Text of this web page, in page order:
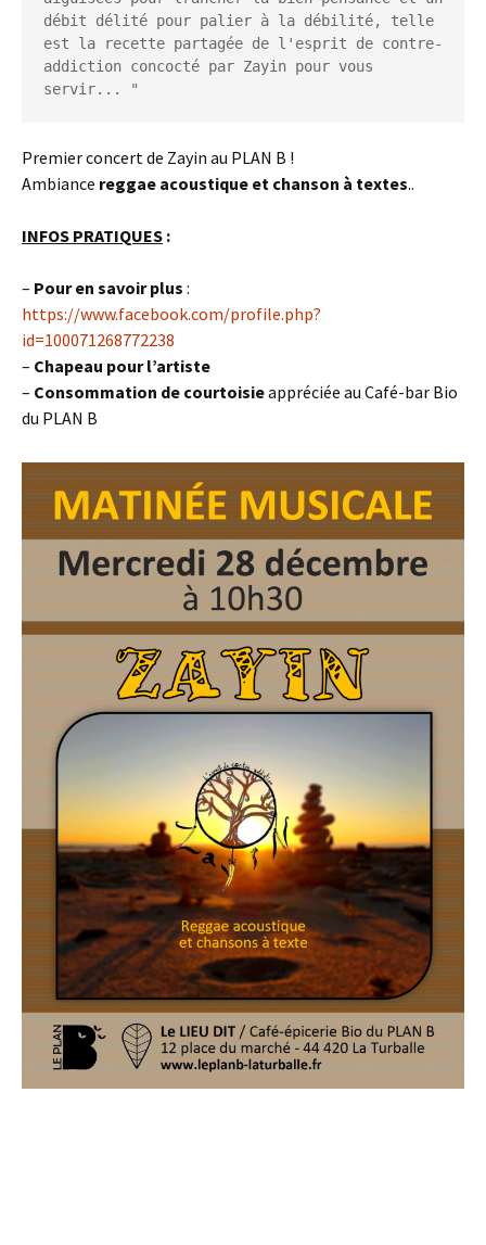
débit délité pour palier à la débilité, telle
est la recette partagée de l'esprit de contre-
addiction concocté par Zayin pour vous
servir... "
Premier concert de Zayin au PLAN B !
Ambiance reggae acoustique et chanson à textes..
INFOS PRATIQUES :
– Pour en savoir plus :
https://www.facebook.com/profile.php?
id=100071268772238
– Chapeau pour l’artiste
– Consommation de courtoisieappréciée au Café-bar Bio
du PLAN B